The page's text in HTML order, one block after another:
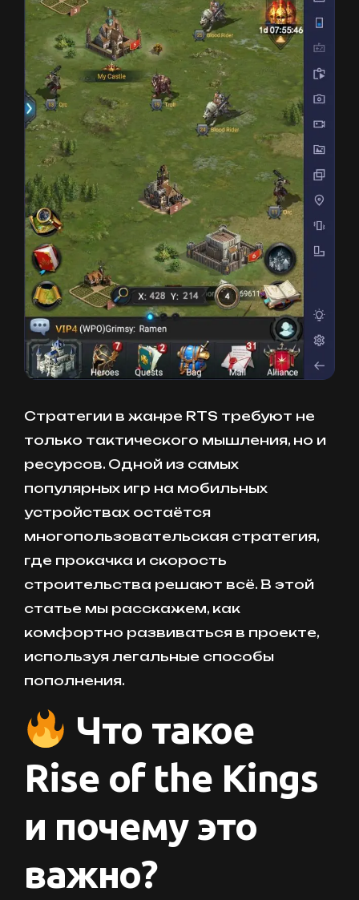
Стратегии в жанре RTS требуют не
только тактического мышления, но и
ресурсов. Одной из самых
популярных игр на мобильных
устройствах остаётся
многопользовательская стратегия,
где прокачка и скорость
строительства решают всё. В этой
статье мы расскажем, как
комфортно развиваться в проекте,
используя легальные способы
пополнения.
Что такое
Rise of the Kings
и почему это
важно?